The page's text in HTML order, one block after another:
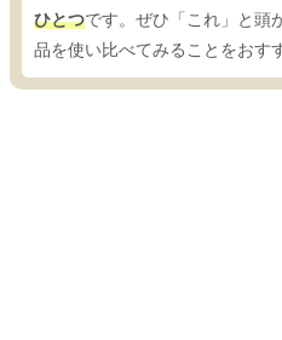
ひとつです。ぜひ「これ」と頭
品を使い比べてみることをおす